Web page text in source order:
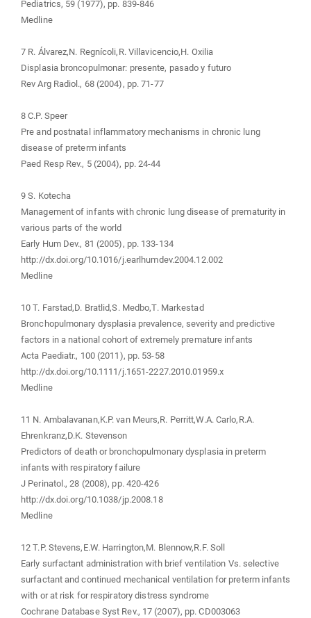
Pediatrics, 59 (1977), pp. 839-846
Medline
7 R. Álvarez,N. Regnícoli,R. Villavicencio,H. Oxilia
Displasia broncopulmonar: presente, pasado y futuro
Rev Arg Radiol., 68 (2004), pp. 71-77
8 C.P. Speer
Pre and postnatal inflammatory mechanisms in chronic lung
disease of preterm infants
Paed Resp Rev., 5 (2004), pp. 24-44
9 S. Kotecha
Management of infants with chronic lung disease of prematurity in
various parts of the world
Early Hum Dev., 81 (2005), pp. 133-134
http://dx.doi.org/10.1016/j.earlhumdev.2004.12.002
Medline
10 T. Farstad,D. Bratlid,S. Medbo,T. Markestad
Bronchopulmonary dysplasia prevalence, severity and predictive
factors in a national cohort of extremely premature infants
Acta Paediatr., 100 (2011), pp. 53-58
http://dx.doi.org/10.1111/j.1651-2227.2010.01959.x
Medline
11 N. Ambalavanan,K.P. van Meurs,R. Perritt,W.A. Carlo,R.A.
Ehrenkranz,D.K. Stevenson
Predictors of death or bronchopulmonary dysplasia in preterm
infants with respiratory failure
J Perinatol., 28 (2008), pp. 420-426
http://dx.doi.org/10.1038/jp.2008.18
Medline
12 T.P. Stevens,E.W. Harrington,M. Blennow,R.F. Soll
Early surfactant administration with brief ventilation Vs. selective
surfactant and continued mechanical ventilation for preterm infants
with or at risk for respiratory distress syndrome
Cochrane Database Syst Rev., 17 (2007), pp. CD003063